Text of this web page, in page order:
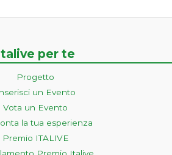
per te
Progetto
un Evento
Vota un Evento
la tua esperienza
Premio ITALIVE